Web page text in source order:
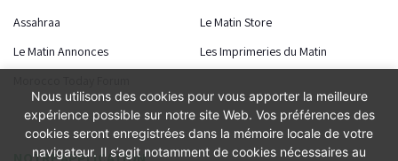
Assahraa
Le Matin Store
Le Matin Annonces
Les Imprimeries du Matin
Nous utilisons des cookies pour vous apporter la meilleure
expérience possible sur notre site Web. Vos préférences des
cookies seront enregistrées dans la mémoire locale de votre
navigateur. Il s’agit notamment de cookies nécessaires au